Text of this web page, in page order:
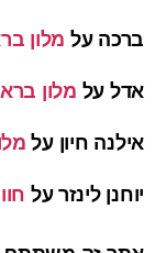
ברכה על מלון
אדל על מלון
אילנה חיון על
יוחנן לינזר על